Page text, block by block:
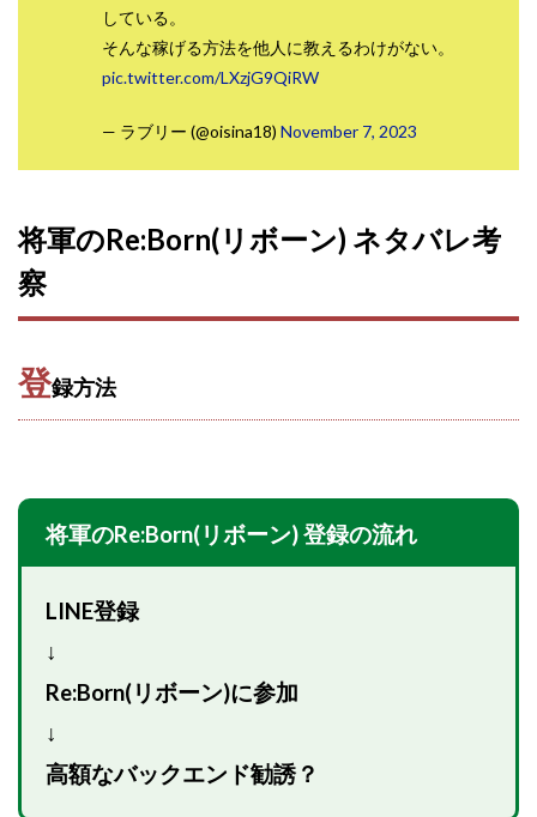
している。
そんな稼げる方法を他人に教えるわけがない。
pic.twitter.com/LXzjG9QiRW
— ラブリー (@oisina18) November 7, 2023
将軍のRe:Born(リボーン) ネタバレ考
察
登録方法
将軍のRe:Born(リボーン) 登録の流れ
LINE登録
↓
Re:Born(リボーン)に参加
↓
高額なバックエンド勧誘？
合同会社NT
合同会社Smile
合同会社ST
合同会社start moving
加藤浩次
加藤敏行
倉由美希
写真を選んで収益GET
全自動インサイダーROBOT
内藤 洋子
内藤隆児
ザ・プレジデント(THE PRESIDENT)
スマホ内の画像を送信してカンタン副収入
スマリッチ(smarich)
センサーズ
ソフト株式会社
タスク詐欺